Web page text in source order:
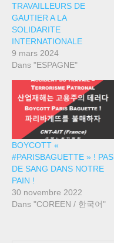
TRAVAILLEURS DE
GAUTIER A LA
SOLIDARITE
INTERNATIONALE
9 mars 2024
Dans "ESPAGNE"
BOYCOTT «
#PARISBAGUETTE » ! PAS
DE SANG DANS NOTRE
PAIN !
30 novembre 2022
Dans "COREEN / 한국어"